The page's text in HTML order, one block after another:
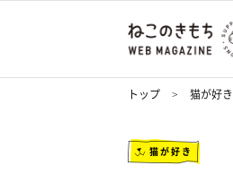
トップ 猫が好き
猫が好き